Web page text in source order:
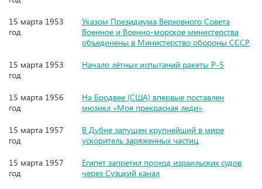
15 марта 1953
год
Указом Президиума Верховного Совета
Военное и Военно-морское министерства
объединены в Министерство обороны СССР
15 марта 1953
год
Начало лётных испытаний ракеты Р-5
15 марта 1956
год
На Бродвее (США) впервые поставлен
мюзикл «Моя прекрасная леди»
15 марта 1957
год
В Дубне запущен крупнейший в мире
ускоритель заряженных частиц
15 марта 1957
год
Египет запретил проход израильских судов
через Суэцкий канал